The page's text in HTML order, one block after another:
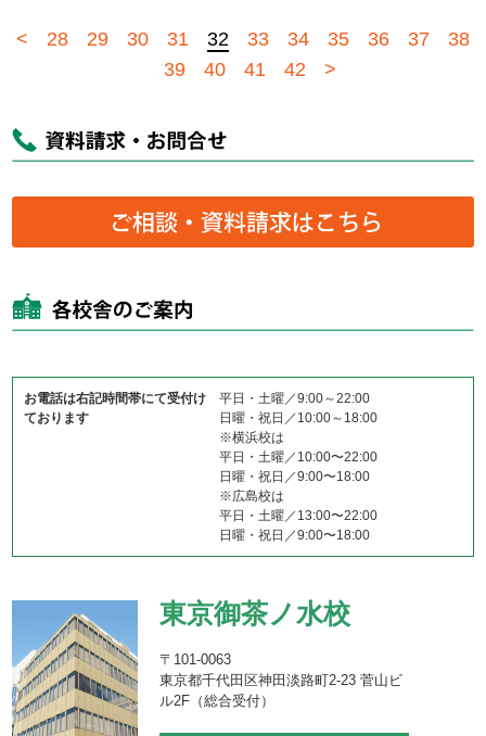
< 28 29 30 31 32 33 34 35 36 37
38
39
40 41 42 >
お電話は右記時間帯にて受付け
ております
平日・土曜／9:00～22:00
日曜・祝日／10:00～18:00
※横浜校は
平日・土曜／10:00〜22:00
日曜・祝日／9:00〜18:00
※広島校は
平日・土曜／13:00〜22:00
日曜・祝日／9:00〜18:00
東京御茶ノ水校
〒101-0063
東京都千代田区神田淡路町2-23 菅山ビ
ル2F（総合受付）